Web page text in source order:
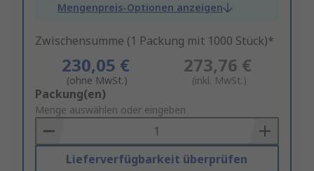
Mengenpreis-Optionen anzeigen
Zwischensumme (1 Packung mit 1000 Stück)*
230,05 €
(ohne MwSt.)
273,76 €
(inkl. MwSt.)
Add
to
Basket
Packung(en)
Menge auswählen oder eingeben
Lieferverfügbarkeit überprüfen